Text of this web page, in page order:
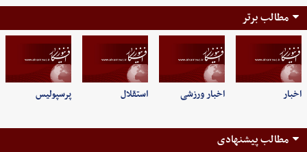
مطالب برتر
اخبار اخبار ورزشی استقلال پرسپولیس
مطالب پیشنهادی